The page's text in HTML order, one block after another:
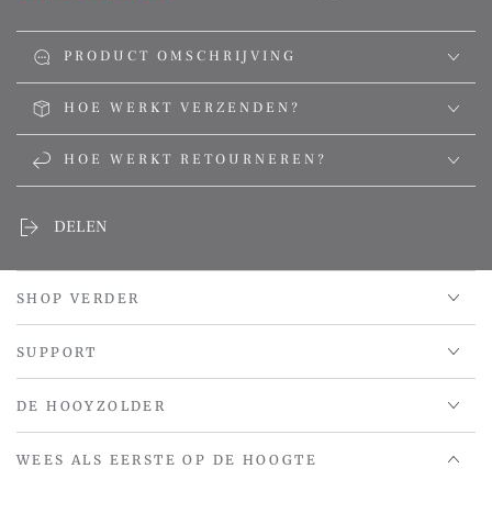
PRODUCT OMSCHRIJVING
HOE WERKT VERZENDEN?
HOE WERKT RETOURNEREN?
DELEN
SHOP VERDER
SUPPORT
DE HOOYZOLDER
WEES ALS EERSTE OP DE HOOGTE